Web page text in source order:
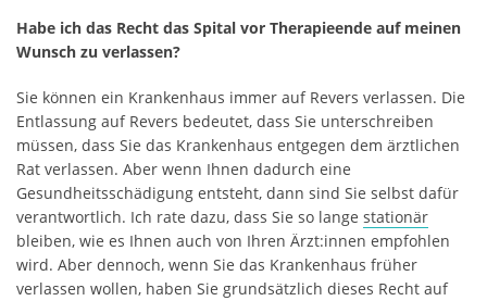
Habe ich das Recht das Spital vor Therapieende auf meinen
Wunsch zu verlassen?
Sie können ein Krankenhaus immer auf Revers verlassen. Die
Entlassung auf Revers bedeutet, dass Sie unterschreiben
müssen, dass Sie das Krankenhaus entgegen dem ärztlichen
Rat verlassen. Aber wenn Ihnen dadurch eine
Gesundheitsschädigung entsteht, dann sind Sie selbst dafür
verantwortlich. Ich rate dazu, dass Sie so lange stationär
bleiben, wie es Ihnen auch von Ihren Ärzt:innen empfohlen
wird. Aber dennoch, wenn Sie das Krankenhaus früher
verlassen wollen, haben Sie grundsätzlich dieses Recht auf